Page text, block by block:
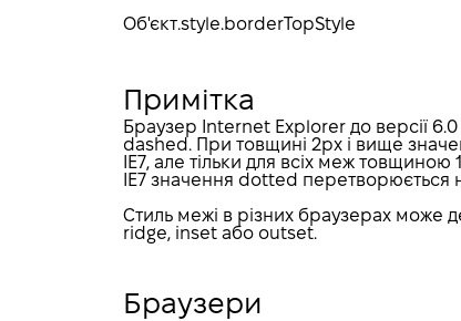
Об'єкт.style.borderTopStyle
Примітка
Браузер Internet Explorer до версії
dashed. При товщині 2px і вище
IE7, але тільки для всіх меж
IE7 значення dotted перетворюється
Стиль межі в різних браузерах може
ridge, inset або outset.
Браузери